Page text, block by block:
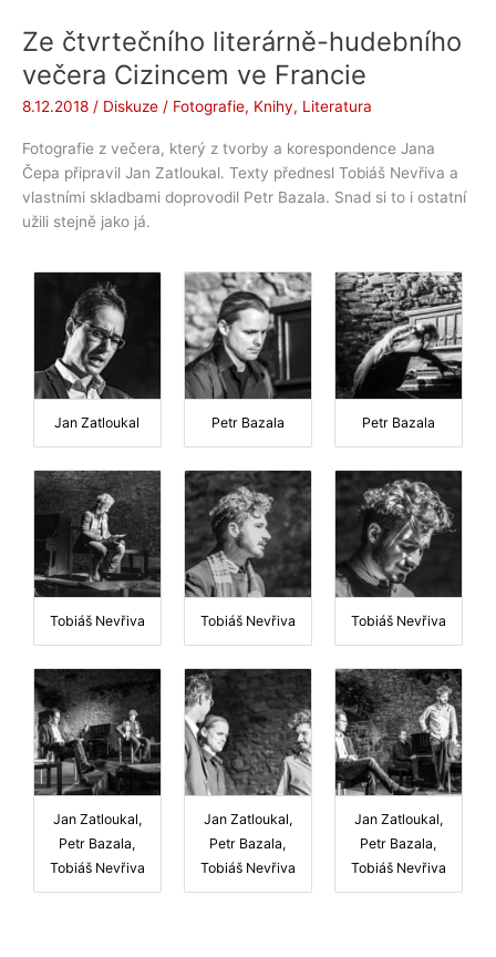
Ze čtvrtečního literárně-hudebního
večera Cizincem ve Francie
8.12.2018 / Diskuze / Fotografie, Knihy, Literatura
Fotografie z večera, který z tvorby a korespondence Jana
Čepa připravil Jan Zatloukal. Texty přednesl Tobiáš Nevřiva a
vlastními skladbami doprovodil Petr Bazala. Snad si to i ostatní
užili stejně jako já.
Jan Zatloukal Petr Bazala Petr Bazala
Tobiáš Nevřiva Tobiáš Nevřiva Tobiáš Nevřiva
Jan Zatloukal,
Petr Bazala,
Tobiáš Nevřiva
Jan Zatloukal,
Petr Bazala,
Tobiáš Nevřiva
Jan Zatloukal,
Petr Bazala,
Tobiáš Nevřiva